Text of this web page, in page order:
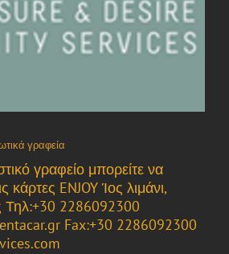
γραφεία
γραφείο μπορείτε να
κάρτες ENJOY Ίος λιμάνι,
Τηλ:+30 2286092300
Fax:+30 2286092300